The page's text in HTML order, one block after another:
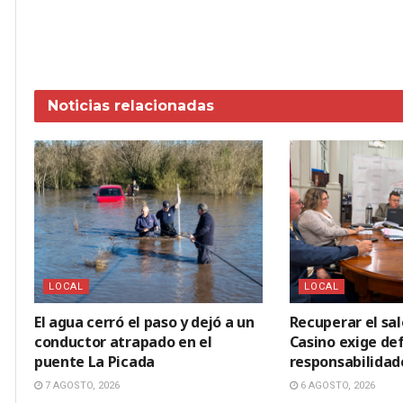
Noticias relacionadas
LOCAL
El agua cerró el paso y dejó a un
conductor atrapado en el
puente La Picada
7 AGOSTO, 2026
LOCAL
Recuperar el
Casino exige
6 AGOSTO, 2026